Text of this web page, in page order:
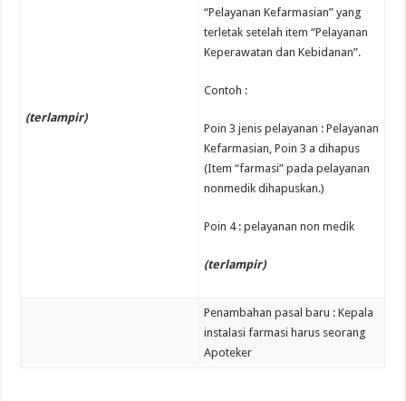
(terlampir)
“Pelayanan Kefarmasian” yang
terletak setelah item “Pelayanan
Keperawatan dan Kebidanan”.
Contoh :
Poin 3 jenis pelayanan : Pelayanan
Kefarmasian, Poin 3 a dihapus
(Item “farmasi” pada pelayanan
nonmedik dihapuskan.)
Poin 4 : pelayanan non medik
(terlampir)
Penambahan pasal baru : Kepala
instalasi farmasi harus seorang
Apoteker